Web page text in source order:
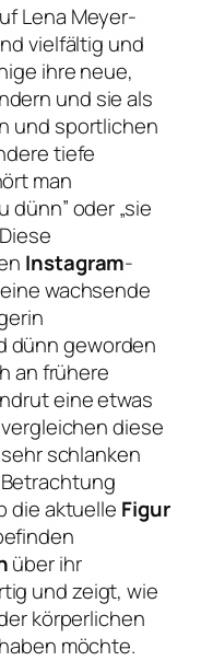
Lena Meyer-
vielfältig und
ihre neue,
und sie als
und sportlichen
tiefe
man
dünn” oder „sie
Instagram-
wachsende
dünn geworden
an frühere
eine etwas
diese
schlanken
die aktuelle Figur
über ihr
und zeigt, wie
körperlichen
möchte.